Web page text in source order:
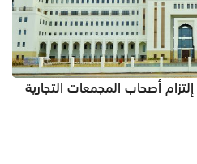
أصحاب المجمعات التجارية